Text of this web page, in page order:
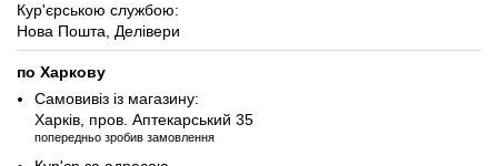
Кур'єрською службою:
Нова Пошта, Делівери
по Харкову
Самовивіз із магазину:
Харків, пров. Аптекарський 35
попередньо зробив замовлення